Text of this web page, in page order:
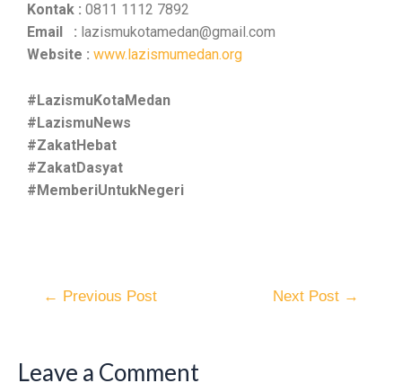
Kontak : 0811 1112 7892
Email : lazismukotamedan@gmail.com
Website : www.lazismumedan.org
#LazismuKotaMedan
#LazismuNews
#ZakatHebat
#ZakatDasyat
#MemberiUntukNegeri
← Previous Post Next Post →
Leave a Comment